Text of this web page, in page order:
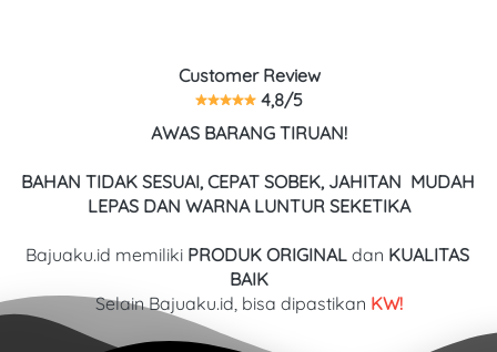
Customer Review
4,8/5
AWAS BARANG TIRUAN!
BAHAN TIDAK SESUAI, CEPAT SOBEK, JAHITAN  MUDAH
LEPAS DAN WARNA LUNTUR SEKETIKA
Bajuaku.id memiliki PRODUK ORIGINAL dan KUALITAS
BAIK
Selain Bajuaku.id, bisa dipastikan KW!